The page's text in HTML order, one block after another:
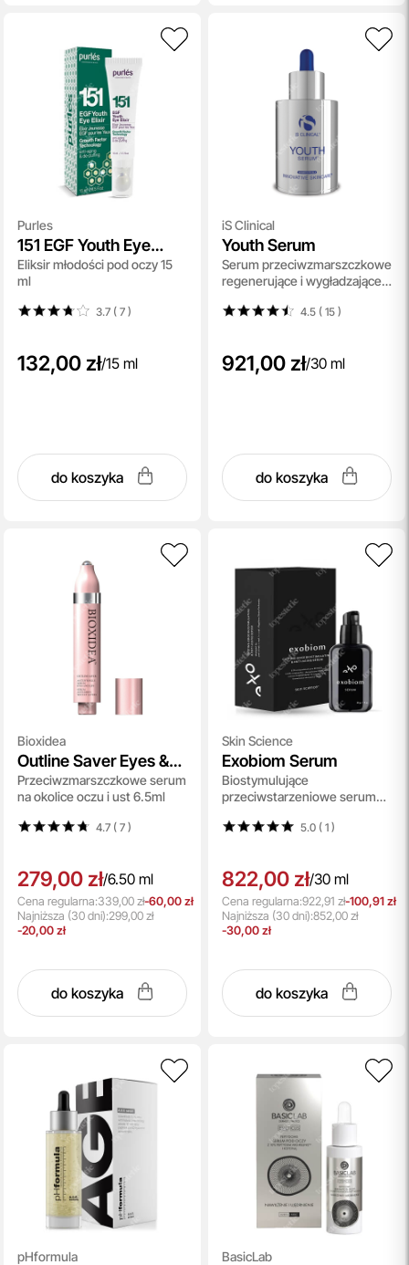
Purles
151 EGF Youth Eye
Elixir
Eliksir młodości pod oczy 15
ml
3.7 ( 7)
132,00 zł/15 ml
do koszyka
iS Clinical
Youth Serum
Serum przeciwzmarszczkowe
regenerujące i wygładzające
4.5 ( 15)
921,00 zł/30 ml
do koszyka
Bioxidea
Outline Saver Eyes &
Lips Anti-Wrinkle
Serum
Przeciwzmarszczkowe serum
na okolice oczu i ust 6.5ml
4.7 ( 7)
279,00 zł/6.50 ml
Cena regularna:339,00 zł-60,00 zł
Najniższa (30 dni):299,00 zł
-20,00 zł
do koszyka
Skin Science
Exobiom Serum
Biostymulujące
przeciwstarzeniowe serum
egzosomami 30 ml
5.0 ( 1)
822,00 zł/30 ml
Cena regularna:922,91 zł-100,91 zł
Najniższa (30 dni):852,00 zł
-30,00 zł
do koszyka
pHformula BasicLab